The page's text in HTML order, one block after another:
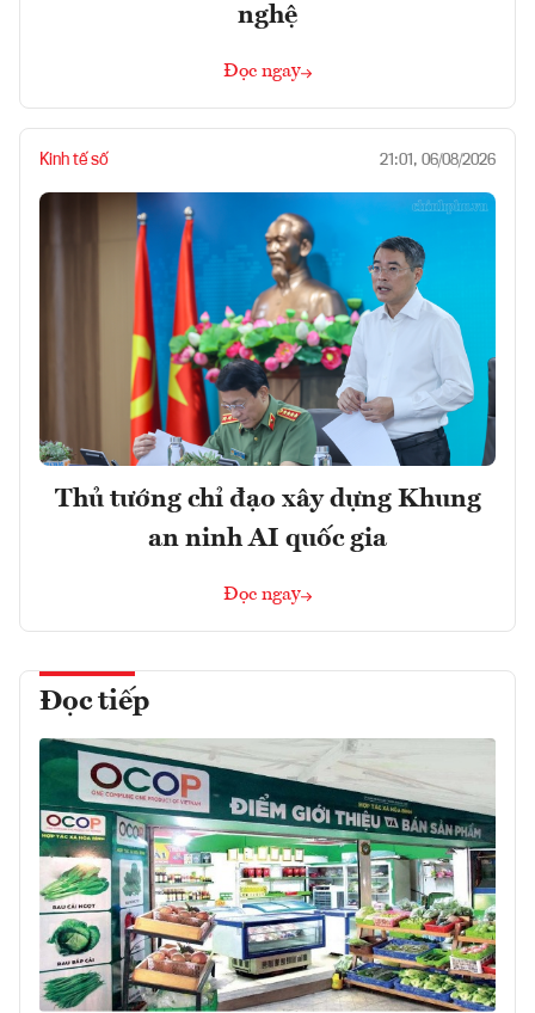
nghệ
Đọc ngay
Kinh tế số 21:01, 06/08/2026
Thủ tướng chỉ đạo xây dựng Khung
an ninh AI quốc gia
Đọc ngay
Đọc tiếp